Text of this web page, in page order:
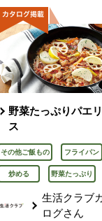
野菜たっぷりパエ
ス
その他ご飯もの フライパン
炒める 野菜たっぷり
生活クラブ
ログさん